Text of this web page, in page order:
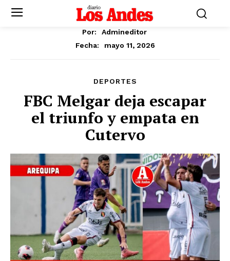
Por:
Admineditor
Fecha:
mayo 11, 2026
DEPORTES
FBC Melgar deja escapar
el triunfo y empata en
Cutervo